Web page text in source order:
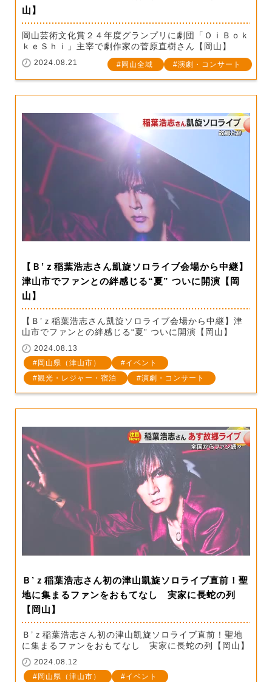
山】
岡山芸術文化賞２４年度グランプリに劇団「ＯｉＢｏｋ
ｋｅＳｈｉ」主宰で劇作家の菅原直樹さん【岡山】
2024.08.21 岡山全域 演劇・コンサート
【Ｂ’ｚ稲葉浩志さん凱旋ソロライブ会場から中継】
津山市でファンとの絆感じる“夏” ついに開演【岡
山】
【Ｂ’ｚ稲葉浩志さん凱旋ソロライブ会場から中継】津
山市でファンとの絆感じる“夏” ついに開演【岡山】
2024.08.13
岡山県（津山市）
イベント
観光・レジャー・宿泊
演劇・コンサート
Ｂ’ｚ稲葉浩志さん初の津山凱旋ソロライブ直前！聖
地に集まるファンをおもてなし 実家に長蛇の列
【岡山】
Ｂ’ｚ稲葉浩志さん初の津山凱旋ソロライブ直前！聖地
に集まるファンをおもてなし 実家に長蛇の列【岡山】
2024.08.12
岡山県（津山市）
イベント